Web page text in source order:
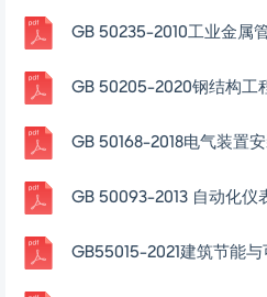
GB 50235-2010工业金属
GB 50205-2020钢结构工
GB 50093-2013 自动化仪
GB55015-2021建筑节能